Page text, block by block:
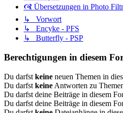
🙧 Übersetzungen in Photo
↳ Vorwort
↳ Encyke - PFS
↳ Butterfly - PSP
Berechtigungen in diesem
Du darfst keine neuen Themen in
Du darfst keine Antworten zu
Du darfst deine Beiträge in diesem
Du darfst deine Beiträge in diesem